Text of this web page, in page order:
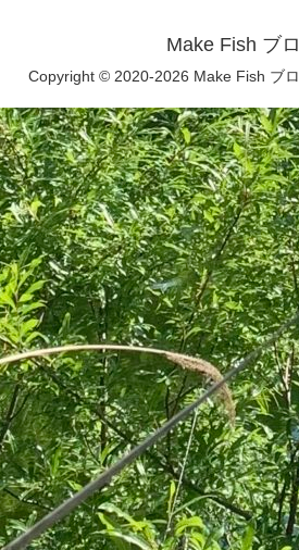
Make Fish ブ
Copyright © 2020-2026 Make Fish ブ